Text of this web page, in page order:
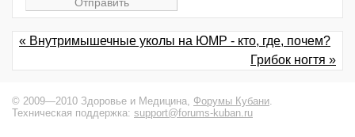
« Внутримышечные уколы на ЮМР - кто, где, почем?
Грибок ногтя »
© 2009—2010 Здоровье и Медицина, Форумы Кубани.
Техническая поддержка: support@forums-kuban.ru